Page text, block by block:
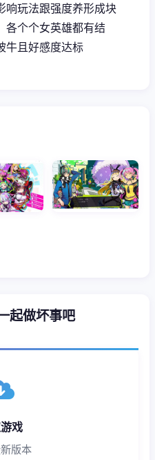
响玩法跟强度养形成块
各个个女英雄都有结
牛且好感度达标
起做坏事吧
戏
版本